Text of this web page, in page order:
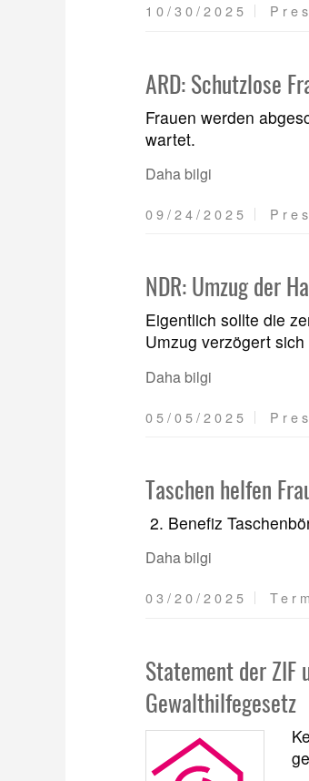
10/30/2025
ARD: Schutzlose
Frauen werden
wartet.
Daha bilgi
09/24/2025
NDR: Umzug der
Eigentlich sollte die
Umzug verzögert
Daha bilgi
05/05/2025
Taschen helfen
2. Benefiz
Daha bilgi
03/20/2025
Statement der ZIF
Gewalthilfegesetz